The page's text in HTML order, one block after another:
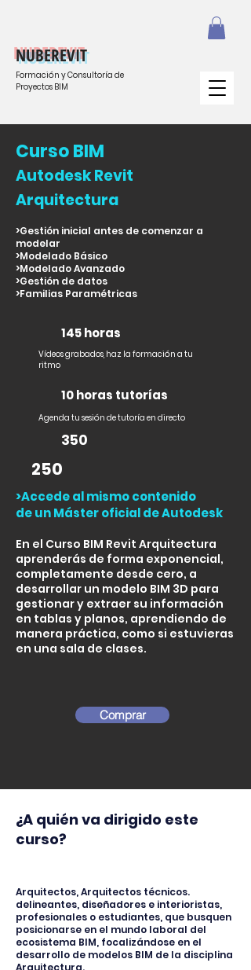
NUBEREVIT
Formación y Consultoría de
Proyectos BIM
Curso BIM
Autodesk Revit
Arquitectura
>Gestión inicial antes de comenzar a
modelar
>Modelado Básico
>Modelado Avanzado
>Gestión de datos
>Familias Paramétricas
145 horas
Vídeos grabados, haz la formación a tu
ritmo
10 horas tutorías
Agenda tu sesión de tutoría en directo
350
250
>Accede al mismo contenido
de un Máster oficial de Autodesk
En el Curso BIM Revit Arquitectura
aprenderás de forma exponencial,
completamente desde cero, a
desarrollar un modelo BIM 3D para
gestionar y extraer su información
en tablas y planos, aprendiendo de
manera práctica, como si estuvieras
en una sala de clases.
Comprar
¿A quién va dirigido este
curso?
Arquitectos, Arquitectos técnicos.
delineantes, diseñadores e interioristas,
profesionales o estudiantes, que busquen
posicionarse en el mundo laboral del
ecosistema BIM, focalizándose en el
desarrollo de modelos BIM de la disciplina
Arquitectura.